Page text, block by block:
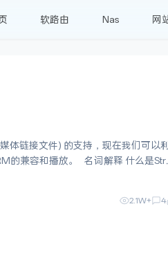
软路由 Nas 网
体链接文件) 的支持，现在我们可以
名词解释 什么是Strm
2.1W+ 4